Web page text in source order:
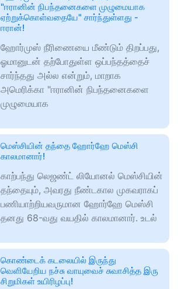
"ஈரானின் நிபந்தனைகளை முழுமையாக
ஏற்றுக்கொள்வதையே" சார்ந்துள்ளது -
ஈரான்!
ஹோர்முஸ் நீரிணையை மீண்டும் திறப்பது,
ஓமானுடன் தற்போதுள்ள ஒப்பந்தத்தைச்
சார்ந்தது அல்ல என்றும், மாறாக
அமெரிக்கா "ஈரானின் நிபந்தனைகளை
முழுமையாக
மெஸ்சியின் தந்தை ஹோர்ஹே மெஸ்சி
காலமானார்!
காற்பந்து லெஜண்ட் லியோனல் மெஸ்சியின்
தந்தையும், அவரது நீண்டகால முகவராகப்
பணியாற்றியவருமான ஹோர்ஹே மெஸ்சி
தனது 68-வது வயதில் காலமானார். உடல்
கொண்டைக் கடலையில் இருந்து
வெளியேறிய நச்சு வாயுவைச் சுவாசித்த இரு
சிறுமிகள் உயிரிழப்பு!